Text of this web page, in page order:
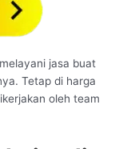
jasa buat
Tetap di harga
oleh team